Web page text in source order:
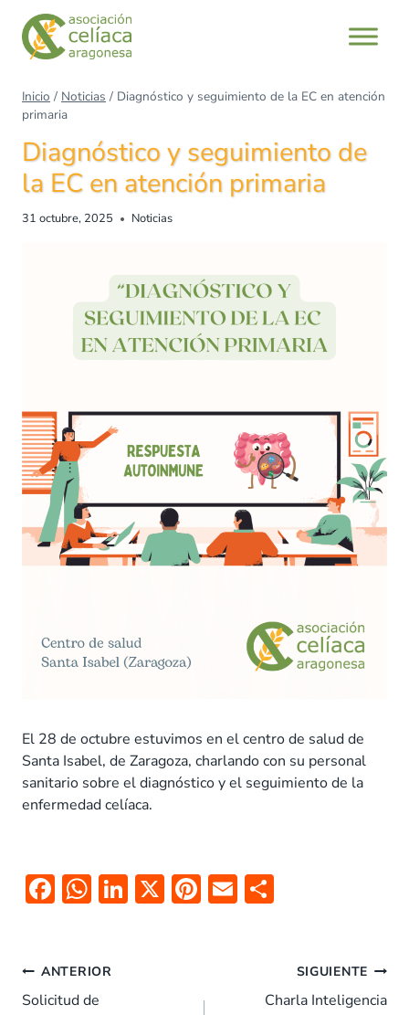
Saltar
contenido
Inicio / Noticias / Diagnóstico y seguimiento de la EC en atención
primaria
Diagnóstico y seguimiento de
la EC en atención primaria
31 octubre, 2025 Noticias
El 28 de octubre estuvimos en el centro de salud de
Santa Isabel, de Zaragoza, charlando con su personal
sanitario sobre el diagnóstico y el seguimiento de la
enfermedad celíaca.
F
b
o
W
s
A
Li X Pi
t
E
ar
Navegación
de
ANTERIOR
Solicitud de
SIGUIENTE
Charla Inteligencia